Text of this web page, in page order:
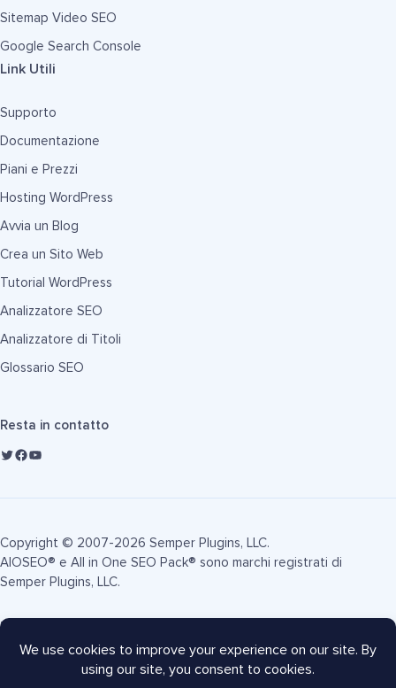
Sitemap Video SEO
Google Search Console
Link Utili
Supporto
Documentazione
Piani e Prezzi
Hosting WordPress
Avvia un Blog
Crea un Sito Web
Tutorial WordPress
Analizzatore SEO
Analizzatore di Titoli
Glossario SEO
Resta in contatto
Copyright © 2007-2026 Semper Plugins, LLC.
AIOSEO® e All in One SEO Pack® sono marchi registrati di
Semper Plugins, LLC.
Termini di Servizio
Mappa del sito
Coupon AIOSEO